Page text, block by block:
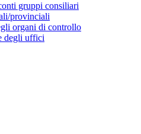
gruppi consiliari
provinciali
organi di controllo
degli uffici